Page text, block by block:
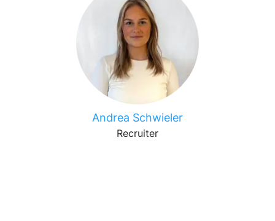
Andrea Schwieler
Recruiter